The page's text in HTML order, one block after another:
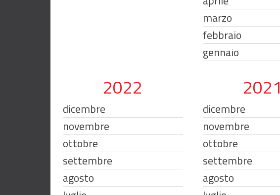
marzo
febbraio
gennaio
2022
dicembre
novembre
ottobre
settembre
agosto
2021
dicembre
novembre
ottobre
settembre
agosto